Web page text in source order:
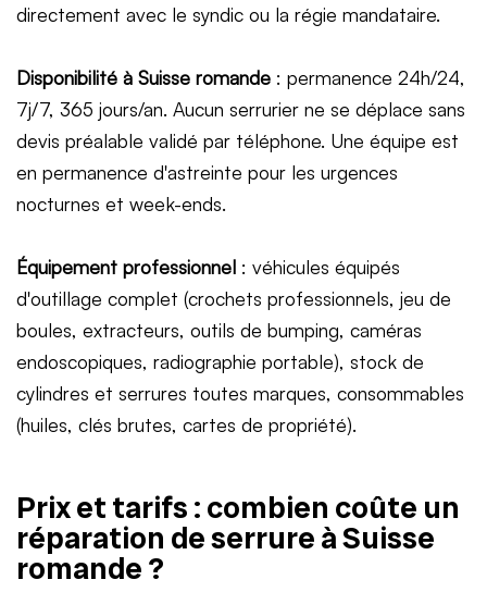
directement avec le syndic ou la régie mandataire.
Disponibilité à Suisse romande : permanence 24h/24,
7j/7, 365 jours/an. Aucun serrurier ne se déplace sans
devis préalable validé par téléphone. Une équipe est
en permanence d'astreinte pour les urgences
nocturnes et week-ends.
Équipement professionnel : véhicules équipés
d'outillage complet (crochets professionnels, jeu de
boules, extracteurs, outils de bumping, caméras
endoscopiques, radiographie portable), stock de
cylindres et serrures toutes marques, consommables
(huiles, clés brutes, cartes de propriété).
Prix et tarifs : combien coûte un
réparation de serrure à Suisse
romande ?